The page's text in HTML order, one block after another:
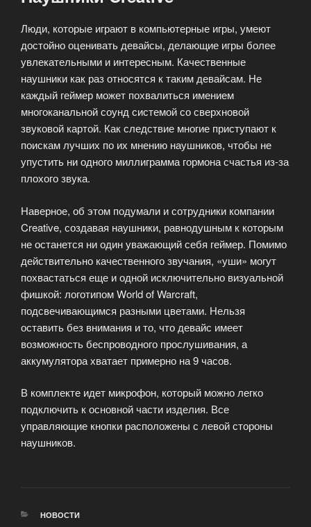
Люди, которые играют в компьютерные игры, умеют
достойно оценивать девайсы, делающие игры более
увлекательными и интересным. Качественные
наушники как раз относятся к таким девайсам. Не
каждый геймер может похвалиться имением
многоканальной соунд системой со сверхновой
звуковой картой. Как следствие многие приступают к
поискам лучших по их мнению наушников, чтобы не
упустить ни одного миллиграмма гормона счастья из-за
плохого звука.
Наверное, об этом подумали и сотрудники компании
Creative, создавая наушники, равнодушным к которым
не останется ни один уважающий себя геймер. Помимо
действительно качественного звучания, «уши» могут
похвастаться еще и одной исключительно визуальной
фишкой: логотипом World of Warcraft,
подсвечивающимся разными цветами. Нельзя
оставить без внимания и то, что девайс имеет
возможность беспроводного прослушивания, а
аккумулятора хватает примерно на 9 часов.
В комплекте идет микрофон, который можно легко
подключить к основной части изделия. Все
управляющие кнопки расположены с левой стороны
наушников.
РУБРИКИ
НОВОСТИ